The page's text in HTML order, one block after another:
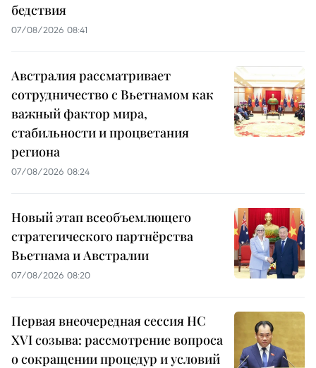
бедствия
07/08/2026 08:41
Австралия рассматривает
сотрудничество с Вьетнамом как
важный фактор мира,
стабильности и процветания
региона
07/08/2026 08:24
Новый этап всеобъемлющего
стратегического партнёрства
Вьетнама и Австралии
07/08/2026 08:20
Первая внеочередная сессия НС
XVI созыва: рассмотрение вопроса
о сокращении процедур и условий